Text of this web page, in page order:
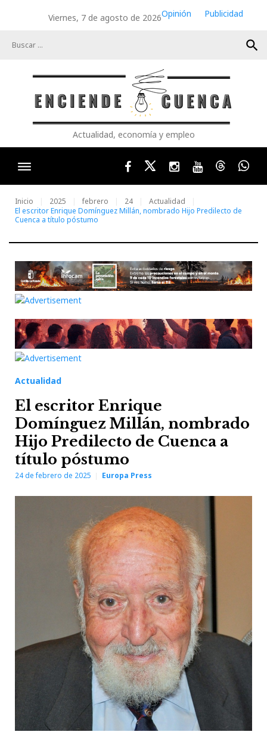
Viernes, 7 de agosto de 2026Opinión
Publicidad
search
Actualidad, economía y empleo
FacebookTwitterInstagram
YoutubeThreads
Inicio 2025 febrero 24
Actualidad
El escritor Enrique Domínguez Millán, nombrado Hijo Predilecto de
Cuenca a título póstumo
Actualidad
El escritor Enrique
Domínguez Millán, nombrado
Hijo Predilecto de Cuenca a
título póstumo
24 de febrero de 2025 Europa Press